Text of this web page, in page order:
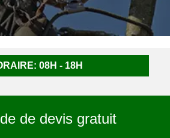
08H - 18H
de devis gratuit